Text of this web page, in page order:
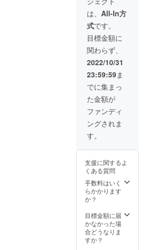
す。お
名前と
一緒に
お読み
させて
頂きま
す。 番
組の収
益に関
して
は、番
組の制
作費と
して還
元され
ます
よろし
くお願
いいた
しま
す。 ご
支援あ
りがと
ござい
ます。
※ご支援
いただ
ける際
は、必
ず備考
欄にラ
ジオ
してく
い。
のよう
なCMに
するか
は、
メール
で打ち
合わせ
させて
頂き、
内容を
決めさ
せてい
ただけ
ればと
思いま
になり
よろし
くお願
いいた
しま
す。 ご
りがと
ござい
ます。
※ご支援
は、 All-In方
式です。
目標金額に
関わらず、
2022/10/31
23:59:59ま
でに集まっ
た金額が
ファンディ
ングされま
す。
支援に関するよ
くある質問
手数料はいく
らかかります
か？
目標金額に届
かなかった場
合どうなりま
すか？